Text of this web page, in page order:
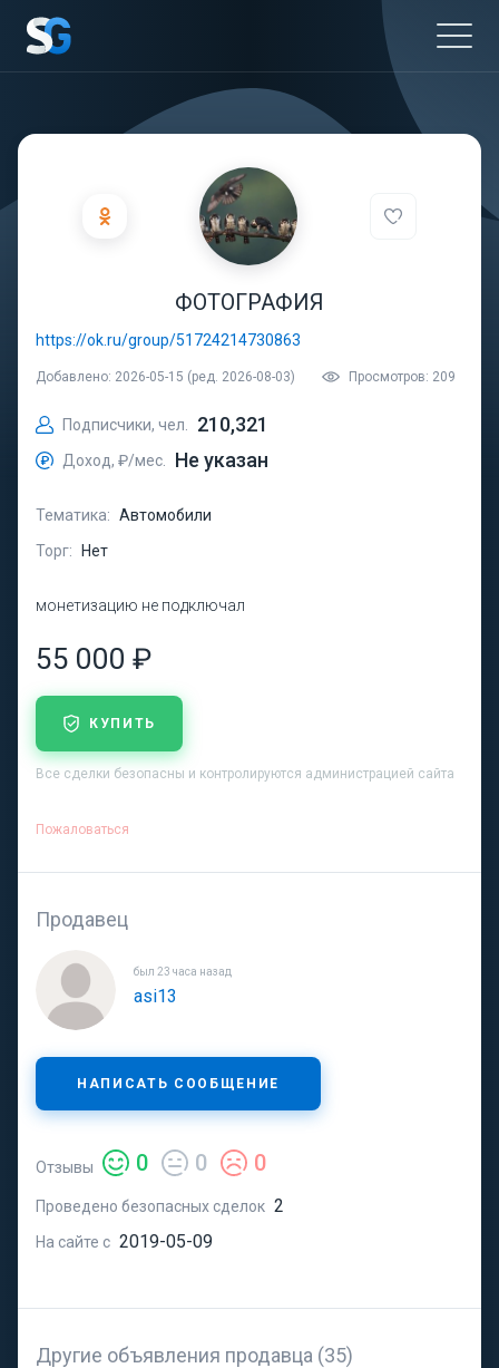
ФОТОГРАФИЯ
https://ok.ru/group/51724214730863
Добавлено: 2026-05-15 (ред. 2026-08-03) Просмотров: 209
Подписчики, чел. 210,321
Доход, ₽/мес. Не указан
Тематика: Автомобили
Торг:
Нет
монетизацию не подключал
55 000 ₽
КУПИТЬ
Все сделки безопасны и контролируются администрацией сайта
Пожаловаться
Продавец
был 23 часа назад
asi13
НАПИСАТЬ СООБЩЕНИЕ
Отзывы 0 0 0
Проведено безопасных сделок 2
На сайте с 2019-05-09
Другие объявления продавца (35)